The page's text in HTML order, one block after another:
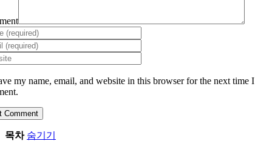
my name, email, and website in this browser for the next time I
목차 숨기기